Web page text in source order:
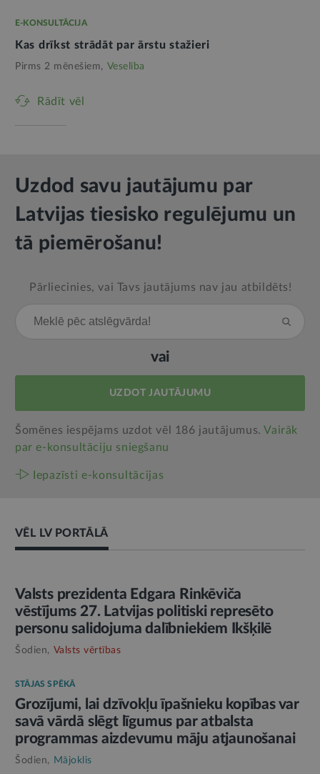
E-KONSULTĀCIJA
Kas drīkst strādāt par ārstu stažieri
Pirms 2 mēnešiem, Veselība
Rādīt vēl
Uzdod savu jautājumu par
Latvijas tiesisko regulējumu un
tā piemērošanu!
Pārliecinies, vai Tavs jautājums nav jau atbildēts!
vai
UZDOT JAUTĀJUMU
Šomēnes iespējams uzdot vēl 186 jautājumus.Vairāk
par e‑konsultāciju sniegšanu
Iepazīsti e-konsultācijas
VĒL LV PORTĀLĀ
AMATPERSONAS RUNA
Valsts prezidenta Edgara Rinkēviča
vēstījums 27. Latvijas politiski represēto
personu salidojuma dalībniekiem Ikšķilē
Šodien, Valsts vērtības
STĀJAS SPĒKĀ
Grozījumi, lai dzīvokļu īpašnieku kopības var
savā vārdā slēgt līgumus par atbalsta
programmas aizdevumu māju atjaunošanai
Šodien, Mājoklis